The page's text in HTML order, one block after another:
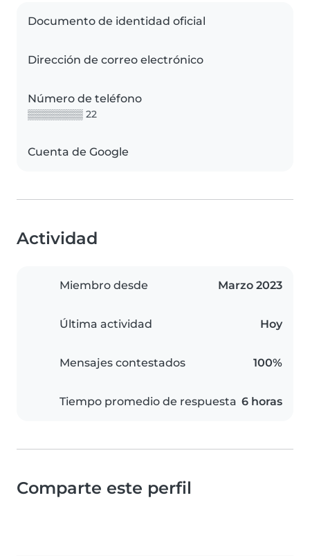
Documento de identidad oficial
Dirección de correo electrónico
Número de teléfono
▒▒▒▒▒▒▒▒ 22
Cuenta de Google
Actividad
Miembro desde Marzo 2023
Última actividad Hoy
Mensajes contestados 100%
Tiempo promedio de respuesta 6 horas
Comparte este perfil